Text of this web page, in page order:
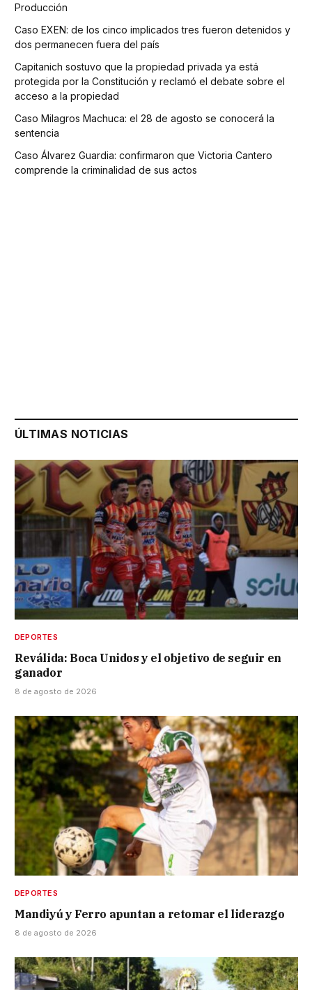
Producción
Caso EXEN: de los cinco implicados tres fueron detenidos y
dos permanecen fuera del país
Capitanich sostuvo que la propiedad privada ya está
protegida por la Constitución y reclamó el debate sobre el
acceso a la propiedad
Caso Milagros Machuca: el 28 de agosto se conocerá la
sentencia
Caso Álvarez Guardia: confirmaron que Victoria Cantero
comprende la criminalidad de sus actos
ÚLTIMAS NOTICIAS
DEPORTES
Reválida: Boca Unidos y el objetivo de seguir en
ganador
8 de agosto de 2026
DEPORTES
Mandiyú y Ferro apuntan a retomar el liderazgo
8 de agosto de 2026